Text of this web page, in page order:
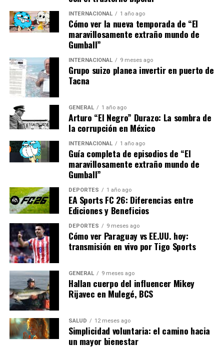
cerca de 30°C, al igual que Badajoz, Ourense y Sevilla.
Pronóstico para el domingo
El domingo, el frente continuará avanzando hacia el
noreste peninsular, trayendo lluvias a Galicia y las
comunidades del Cantábrico, así como al noroeste de
Castilla y León. En el área mediterránea, persistirán los
intervalos nubosos, mientras que en el resto de España
no se esperan lluvias, aunque se incrementarán las
nubes en el oeste y centro peninsular, con un leve
descenso en las temperaturas diurnas.
Este clima atípico en octubre ha sorprendido tanto a los
residentes como a los meteorólogos. Según el experto
en meteorología Roberto Brasero,
“Predomina el tiempo
estable y con ambiente
cálido, lo cual es inusual
para esta época del año.”
Este fenómeno podría ser indicativo de patrones
climáticos más amplios, vinculados al cambio climático,
que continúan alterando las expectativas estacionales
tradicionales.
INTERNACIONAL 1 año ago
Cómo ver la nueva temporada de “El
maravillosamente extraño mundo de
Gumball”
INTERNACIONAL 9 meses ago
Grupo suizo planea invertir en puerto de
Tacna
GENERAL 1 año ago
Arturo “El Negro” Durazo: La sombra de
la corrupción en México
INTERNACIONAL 1 año ago
Guía completa de episodios de “El
maravillosamente extraño mundo de
Gumball”
DEPORTES 1 año ago
EA Sports FC 26: Diferencias entre
Ediciones y Beneficios
DEPORTES 9 meses ago
Cómo ver Paraguay vs EE.UU. hoy:
transmisión en vivo por Tigo Sports
GENERAL 9 meses ago
Hallan cuerpo del influencer Mikey
Rijavec en Mulegé, BCS
SALUD 12 meses ago
Simplicidad voluntaria: el camino hacia
un mayor bienestar